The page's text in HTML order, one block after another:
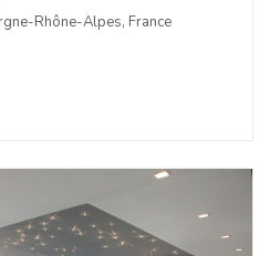
Rhône-Alpes, France